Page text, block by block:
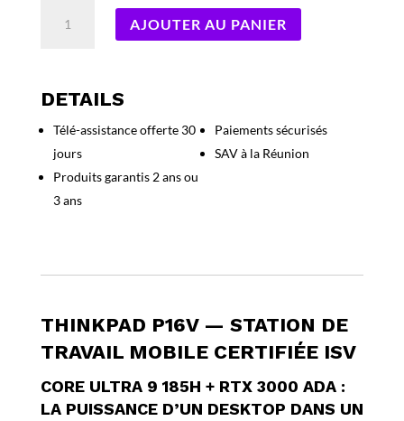
u9-
32Go/1To
NVIDIA
RTX
3000
3y
AJOUTER AU PANIER
DETAILS
Télé-assistance offerte 30
jours
Produits garantis 2 ans ou
3 ans
Paiements sécurisés
SAV à la Réunion
THINKPAD P16V — STATION DE
TRAVAIL MOBILE CERTIFIÉE ISV
CORE ULTRA 9 185H + RTX 3000 ADA :
LA PUISSANCE D’UN DESKTOP DANS UN